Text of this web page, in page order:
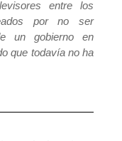
entre los
por no ser
un gobierno en
que todavía no ha